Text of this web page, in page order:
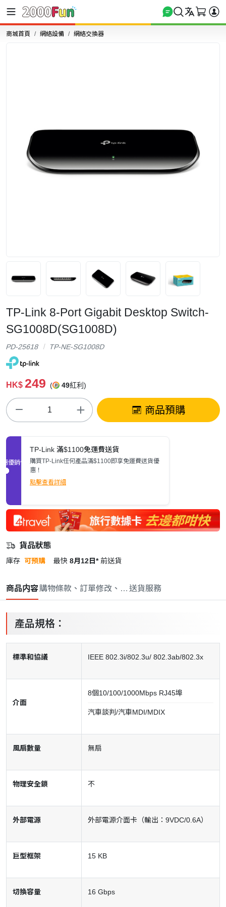
商城首頁 網絡設備 網絡交換器
TP-Link 8-Port Gigabit Desktop Switch-
SG1008D(SG1008D)
PD-25618 TP-NE-SG1008D
HK$ 249 ( 49紅利)
商品預購
促銷優惠
TP-Link 滿$1100免運費送貨
購買TP-Link任何產品滿$1100即享免運費送貨優
惠！
點擊查看詳細
貨品狀態
庫存 可預購 最快 8月12日* 前送貨
商品内容購物條款、訂單修改、取消與退款政策
送貨服務
產品規格：
標準和協議 IEEE 802.3i/802.3u/ 802.3ab/802.3x
介面
8個10/100/1000Mbps RJ45埠
汽車談判/汽車MDI/MDIX
風扇數量 無扇
物理安全鎖 不
外部電源 外部電源介面卡（輸出：9VDC/0.6A）
巨型框架 15 KB
切換容量 16 Gbps